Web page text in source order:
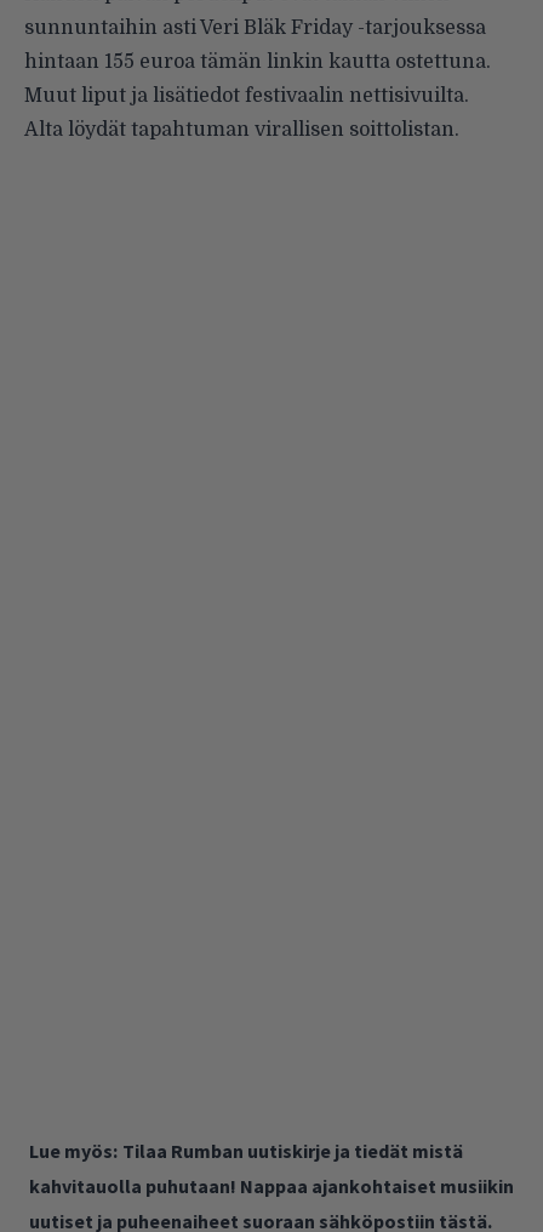
sunnuntaihin asti Veri Bläk Friday -tarjouksessa
hintaan 155 euroa tämän linkin kautta ostettuna.
Muut liput ja lisätiedot festivaalin nettisivuilta.
Alta löydät tapahtuman virallisen soittolistan.
Lue myös: Tilaa Rumban uutiskirje ja tiedät mistä
kahvitauolla puhutaan! Nappaa ajankohtaiset musiikin
uutiset ja puheenaiheet suoraan sähköpostiin tästä.